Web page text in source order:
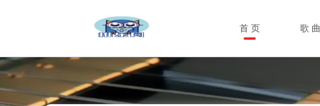
首 页 歌 曲